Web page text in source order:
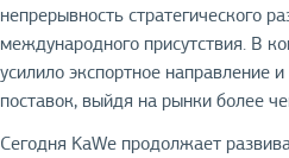
непрерывность стратегического
международного присутствия. В
усилило экспортное направление
поставок, выйдя на рынки более
Сегодня KaWe продолжает